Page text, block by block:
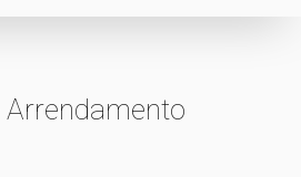
Arrendamento